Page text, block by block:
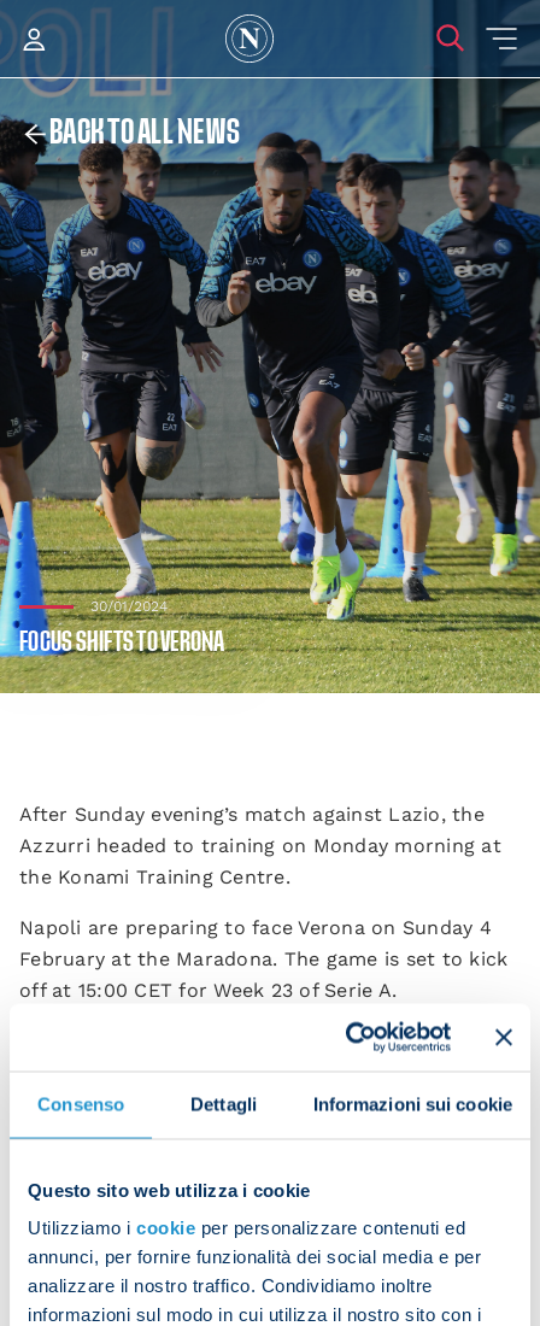
Consenso Dettagli Informazioni sui cookie
Questo sito web utilizza i cookie
Utilizziamo i cookie per personalizzare contenuti ed
annunci, per fornire funzionalità dei social media e per
analizzare il nostro traffico. Condividiamo inoltre
informazioni sul modo in cui utilizza il nostro sito con i
BACK TO ALL NEWS
30/01/2024
FOCUS SHIFTS TO VERONA
After Sunday evening’s match against Lazio, the
Azzurri headed to training on Monday morning at
the Konami Training Centre.
Napoli are preparing to face Verona on Sunday 4
February at the Maradona. The game is set to kick
off at 15:00 CET for Week 23 of Serie A.
The lads worked on pitch one, starting the session
off with a warm-up and possession-based drills.
The group then worked on their fitness before
wrapping up the session with a match on a small
pitch.